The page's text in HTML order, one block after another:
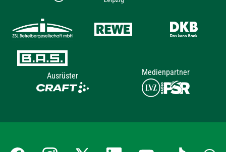
Ausrüster Medienpartner